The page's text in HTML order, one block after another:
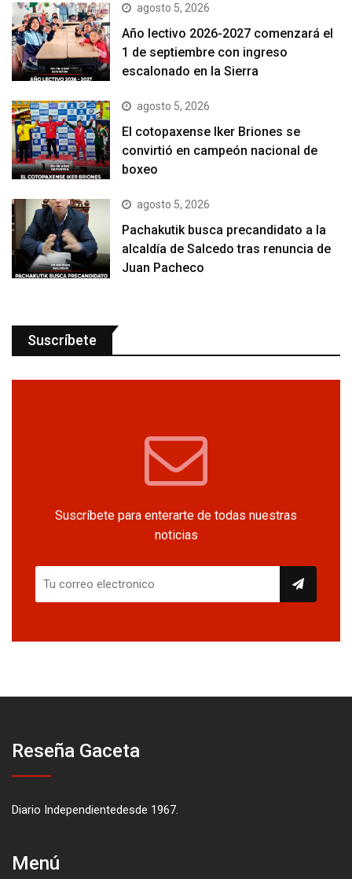
agosto 5, 2026
Año lectivo 2026-2027 comenzará el
1 de septiembre con ingreso
escalonado en la Sierra
agosto 5, 2026
El cotopaxense Iker Briones se
convirtió en campeón nacional de
boxeo
agosto 5, 2026
Pachakutik busca precandidato a la
alcaldía de Salcedo tras renuncia de
Juan Pacheco
Suscríbete
Suscríbete para enterarte de todas nuestras
noticias
Reseña Gaceta
Diario Independientedesde 1967.
Menú